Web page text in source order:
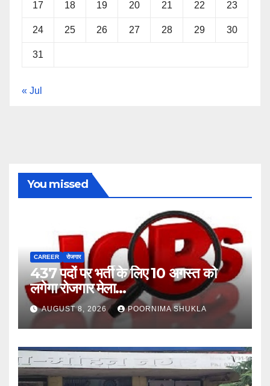
17 18 19 20 21 22 23
24 25 26 27 28 29 30
31
« Jul
You missed
CAREER रोजगार
437 पदों पर भर्ती के लिए 10 अगस्त को
लगेगा रोजगार मेला…
AUGUST 8, 2026 POORNIMA SHUKLA